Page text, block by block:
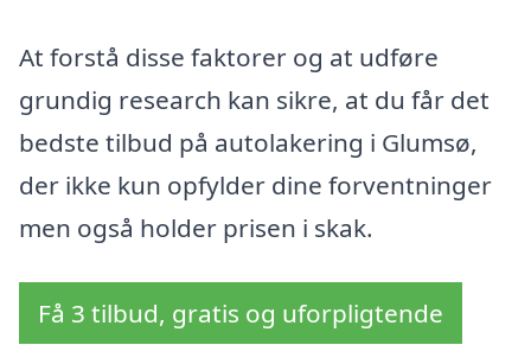
At forstå disse faktorer og at udføre
grundig research kan sikre, at du får det
bedste tilbud på autolakering i Glumsø,
der ikke kun opfylder dine forventninger
men også holder prisen i skak.
Få 3 tilbud, gratis og uforpligtende